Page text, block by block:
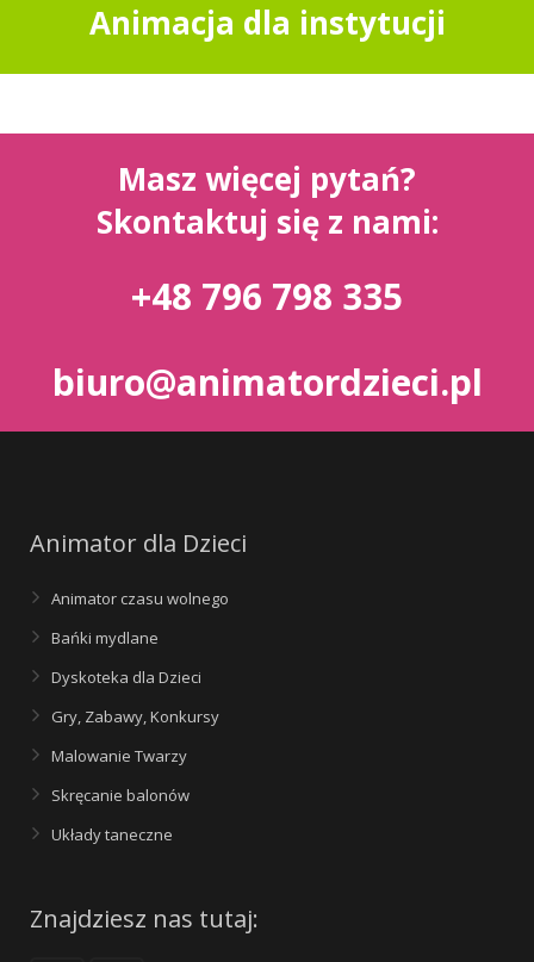
Animacja dla instytucji
Masz więcej pytań?
Skontaktuj się z nami:
+48 796 798 335
biuro@animatordzieci.pl
Animator dla Dzieci
Animator czasu wolnego
Bańki mydlane
Dyskoteka dla Dzieci
Gry, Zabawy, Konkursy
Malowanie Twarzy
Skręcanie balonów
Układy taneczne
Znajdziesz nas tutaj: